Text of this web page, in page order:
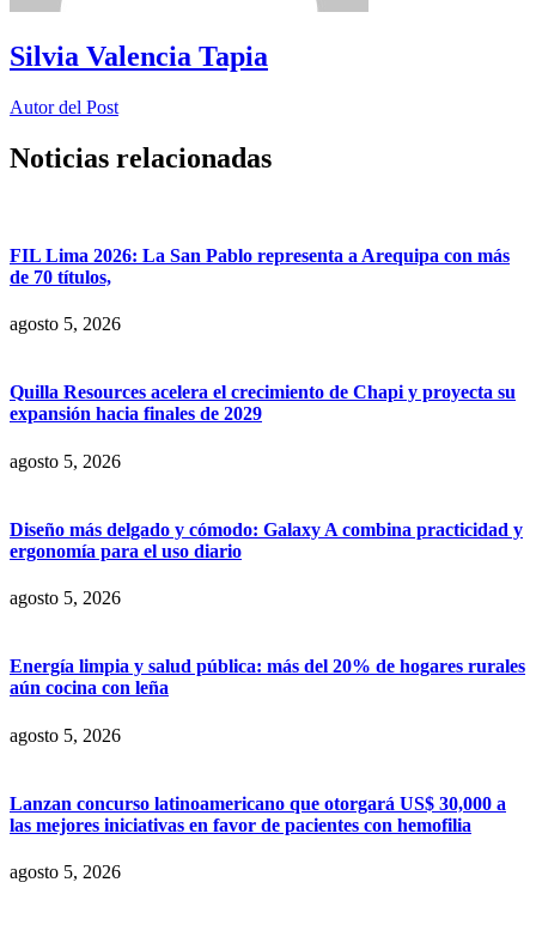
Silvia Valencia Tapia
Autor del Post
Noticias relacionadas
FIL Lima 2026: La San Pablo representa a Arequipa con más
de 70 títulos,
agosto 5, 2026
Quilla Resources acelera el crecimiento de Chapi y proyecta su
expansión hacia finales de 2029
agosto 5, 2026
Diseño más delgado y cómodo: Galaxy A combina practicidad y
ergonomía para el uso diario
agosto 5, 2026
Energía limpia y salud pública: más del 20% de hogares rurales
aún cocina con leña
agosto 5, 2026
Lanzan concurso latinoamericano que otorgará US$ 30,000 a
las mejores iniciativas en favor de pacientes con hemofilia
agosto 5, 2026